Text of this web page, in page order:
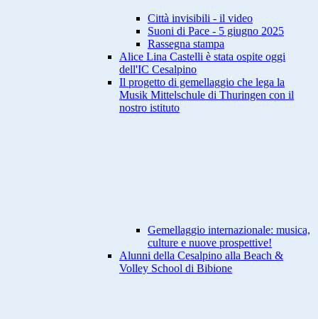
Città invisibili - il video
Suoni di Pace - 5 giugno 2025
Rassegna stampa
Alice Lina Castelli è stata ospite oggi
dell'IC Cesalpino
Il progetto di gemellaggio che lega la
Musik Mittelschule di Thuringen con il
nostro istituto
Gemellaggio internazionale: musica,
culture e nuove prospettive!
Alunni della Cesalpino alla Beach &
Volley School di Bibione